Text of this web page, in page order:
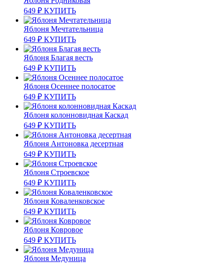
649 ₽ КУПИТЬ
Яблоня Мечтательница
649 ₽ КУПИТЬ
Яблоня Благая весть
649 ₽ КУПИТЬ
Яблоня Осеннее полосатое
649 ₽ КУПИТЬ
Яблоня колонновидная Каскад
649 ₽ КУПИТЬ
Яблоня Антоновка десертная
649 ₽ КУПИТЬ
Яблоня Строевское
649 ₽ КУПИТЬ
Яблоня Коваленковское
649 ₽ КУПИТЬ
Яблоня Ковровое
649 ₽ КУПИТЬ
Яблоня Медуница